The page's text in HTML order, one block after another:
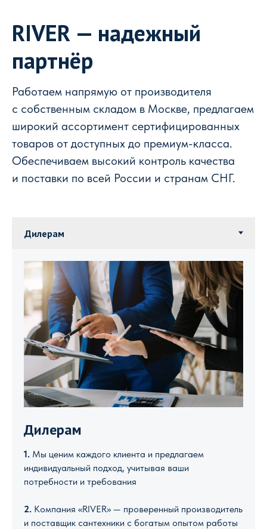
RIVER — надежный
партнёр
Работаем напрямую от производителя
с собственным складом в Москве, предлагаем
широкий ассортимент сертифицированных
товаров от доступных до премиум-класса.
Обеспечиваем высокий контроль качества
и поставки по всей России и странам СНГ.
Дилерам
1. Мы ценим каждого клиента и предлагаем
индивидуальный подход, учитывая ваши
потребности и требования
2. Компания «RIVER» — проверенный производитель
и поставщик сантехники с богатым опытом работы